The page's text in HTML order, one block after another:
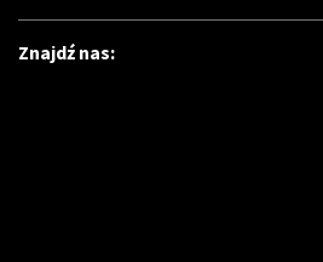
Znajdź nas: